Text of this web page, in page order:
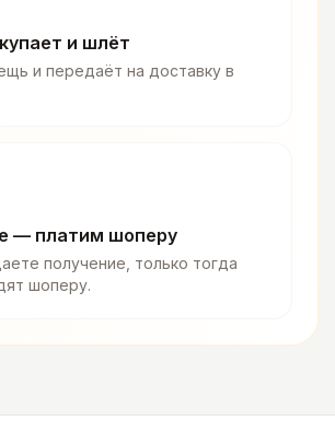
и шлёт
и передаёт на доставку в
— платим шоперу
получение, только тогда
шоперу.